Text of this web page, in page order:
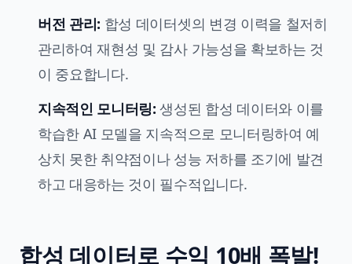
버전 관리: 합성 데이터셋의 변경 이력을 철저히
관리하여 재현성 및 감사 가능성을 확보하는 것
이 중요합니다.
지속적인 모니터링: 생성된 합성 데이터와 이를
학습한 AI 모델을 지속적으로 모니터링하여 예
상치 못한 취약점이나 성능 저하를 조기에 발견
하고 대응하는 것이 필수적입니다.
합성 데이터로 수익 10배 폭발!